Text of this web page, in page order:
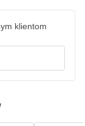
klientom